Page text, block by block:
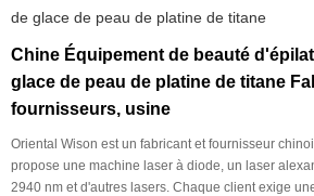
de glace de peau de platine de titane
Chine Équipement de beauté
glace de peau de platine de titane
fournisseurs, usine
Oriental Wison est un fabricant et fournisseur
propose une machine laser à diode, un laser
2940 nm et d'autres lasers. Chaque client exige